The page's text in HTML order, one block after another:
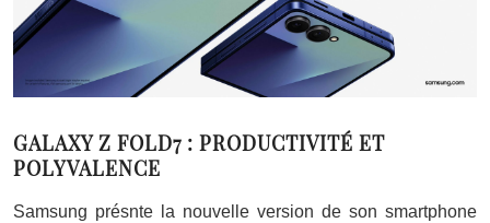
GALAXY Z FOLD7 : PRODUCTIVITÉ ET
POLYVALENCE
Samsung présnte la nouvelle version de son smartphone